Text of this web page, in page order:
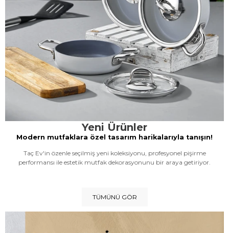
Yeni Ürünler
Modern mutfaklara özel tasarım harikalarıyla tanışın!
Taç Ev'in özenle seçilmiş yeni koleksiyonu, profesyonel pişirme
performansı ile estetik mutfak dekorasyonunu bir araya getiriyor.
TÜMÜNÜ GÖR